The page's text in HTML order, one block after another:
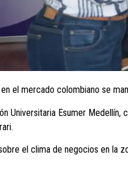
el mercado colombiano se
Universitaria Esumer
el clima de negocios en